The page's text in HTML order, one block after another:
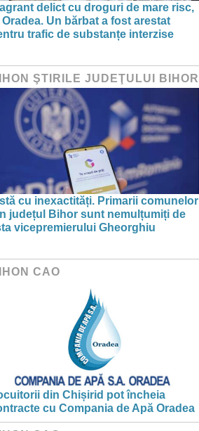
delict cu droguri de mare risc,
Un bărbat a fost arestat
trafic de substanțe interzise
ŞTIRILE JUDEŢULUI BIHOR
cu inexactități. Primarii comunelor
județul Bihor sunt nemulțumiți de
vicepremierului Gheorghiu
CAO
din Chișirid pot încheia
cu Compania de Apă Oradea